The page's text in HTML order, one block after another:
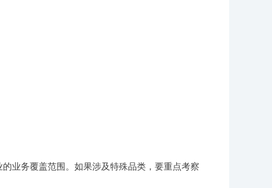
业务覆盖范围。如果涉及特殊品类，要重点考察